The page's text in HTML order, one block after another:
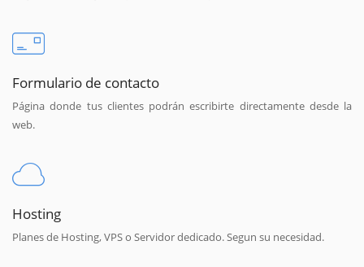
Formulario de contacto
Página donde tus clientes podrán escribirte directamente desde la
web.
Hosting
Planes de Hosting, VPS o Servidor dedicado. Segun su necesidad.